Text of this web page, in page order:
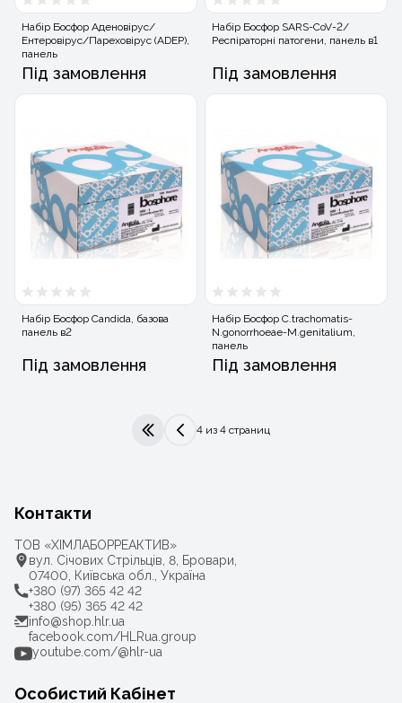
Набір Босфор Аденовірус/
Ентеровірус/Пареховірус (ADEP),
панель
Під замовлення
Набір Босфор SARS-CoV-2/
Респіраторні патогени, панель в1
Під замовлення
Набір Босфор Candida, базова
панель в2
Під замовлення
Набір Босфор C.trachomatis-
N.gonorrhoeae-M.genitalium,
панель
Під замовлення
|< <
4 из 4 страниц
Контакти
ТОВ «ХІМЛАБОРРЕАКТИВ»
вул. Січових Стрільців, 8, Бровари,
07400, Київська обл., Україна
+380 (97) 365 42 42
+380 (95) 365 42 42
info@shop.hlr.ua
facebook.com/HLRua.group
youtube.com/@hlr-ua
Особистий Кабінет